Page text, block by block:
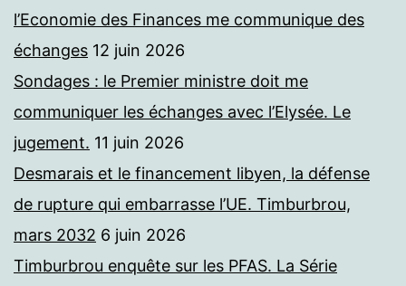
l’Economie des Finances me communique des
échanges 12 juin 2026
Sondages : le Premier ministre doit me
communiquer les échanges avec l’Elysée. Le
jugement. 11 juin 2026
Desmarais et le financement libyen, la défense
de rupture qui embarrasse l’UE. Timburbrou,
mars 2032 6 juin 2026
Timburbrou enquête sur les PFAS. La Série